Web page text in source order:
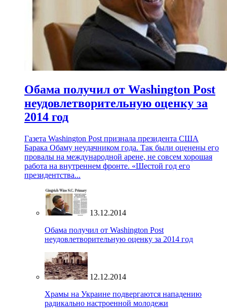
Обама получил от Washington Post
неудовлетворительную оценку за
2014 год
Газета Washington Post признала президента США
Барака Обаму неудачником года. Так были оценены его
провалы на международной арене, не совсем хорошая
работа на внутреннем фронте. «Шестой год его
президентства...
13.12.2014
Обама получил от Washington Post
неудовлетворительную оценку за 2014 год
12.12.2014
Храмы на Украине подвергаются нападению
радикально настроенной молодежи